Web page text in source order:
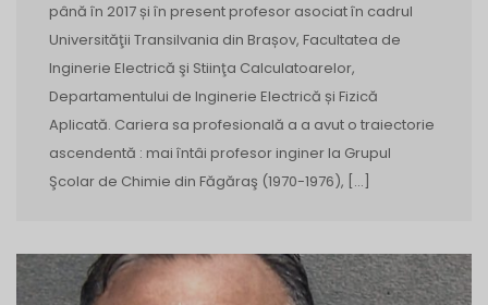
până în 2017 și în present profesor asociat în cadrul
Universităţii Transilvania din Brașov, Facultatea de
Inginerie Electrică şi Stiinţa Calculatoarelor,
Departamentului de Inginerie Electrică și Fizică
Aplicată. Cariera sa profesională a a avut o traiectorie
ascendentă : mai întâi profesor inginer la Grupul
Şcolar de Chimie din Făgăraş (1970-1976), […]